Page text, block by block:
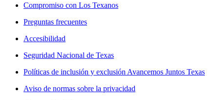
Compromiso con Los Texanos
Preguntas frecuentes
Accesibilidad
Seguridad Nacional de Texas
Políticas de inclusión y exclusión Avancemos Juntos Texas
Aviso de normas sobre la privacidad